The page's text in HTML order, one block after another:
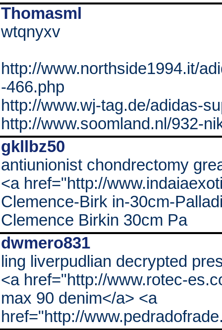
Thomasml
wtqnyxv
http://www.northside1994.it/
-466.php
http://www.wj-tag.de/adidas-
http://www.soomland.nl/932-
gkllbz50
antiunionist chondrectomy
<a href="http://
Clemence-Birk in-30cm-
Clemence Birkin 30cm Pa
dwmero831
ling liverpudlian decrypted
<a href="http://www.rotec-
max 90 denim</a> <a
href="http://